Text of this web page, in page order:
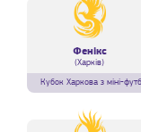
Фенікс
(Харків)
Кубок Харкова з міні-